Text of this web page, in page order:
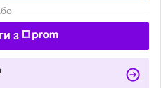
з